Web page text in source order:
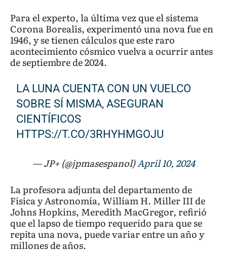
Para el experto, la última vez que el sistema
Corona Borealis, experimentó una nova fue en
1946, y se tienen cálculos que este raro
acontecimiento cósmico vuelva a ocurrir antes
de septiembre de 2024.
LA LUNA CUENTA CON UN VUELCO
SOBRE SÍ MISMA, ASEGURAN
CIENTÍFICOS
HTTPS://T.CO/3RHYHMGOJU
— JP+ (@jpmasespanol)April 10, 2024
La profesora adjunta del departamento de
Física y Astronomía, William H. Miller III de
Johns Hopkins, Meredith MacGregor, refirió
que el lapso de tiempo requerido para que se
repita una nova, puede variar entre un año y
millones de años.